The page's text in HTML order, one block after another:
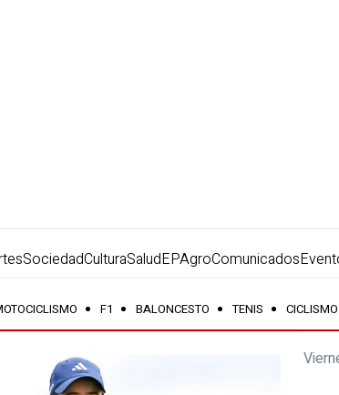
SociedadCulturaSaludEPAgroComunicados
F1 BALONCESTO TENIS CICLISMO